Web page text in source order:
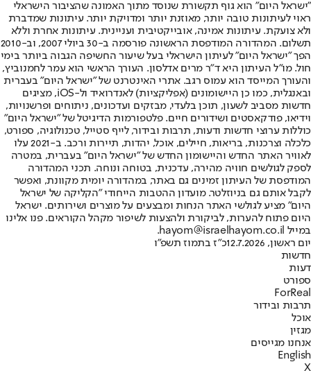
"ישראל היום" הוא גוף תקשורת שנוסד מתוך האמונה שהציבור הישראלי
ראוי לעיתונות טובה יותר, מאוזנת יותר ומדויקת יותר. עיתונות שמדברת
ולא צועקת. עיתונות אמינה, אובייקטיבית ועניינית. עיתונות אחרת וללא
תשלום. המהדורה המודפסת הראשונה פורסמה ב-30 ביולי 2007, וב-2010
הפך "ישראל היום" לעיתון הישראלי בעל שיעור החשיפה הגבוה ביותר בימי
חול. מו"ל העיתון היא ד"ר מרים אדלסון. העורך הראשי הוא עמר לחמנוביץ,
והעורך המייסד הוא עמוס רגב. אתרי האינטרנט של "ישראל היום" בעברית
ובאנגלית, כמו כן היישומונים (אפליקציות) לאנדרואיד ול-iOS, מציגים
חדשות מסביב לשעון, תוכן בלעדי, מבזקים ועדכונים, ניתוחים ופרשנויות,
וידיאו, פודקאסטים ושידורים חיים. פלטפורמות הדיגיטל של "ישראל היום"
כוללות ערוצי חדשות ודעות, תרבות ובידור, לייף סטייל, טכנולוגיה, ספורט,
כלכלה וצרכנות, בריאות, חיילים, אוכל, יהדות, תיירות ורכב. ב-2021 עלו
לאוויר האתר החדש והיישומון החדש של "ישראל היום" בעברית, במטרה
לספק לגולשים חוויה מהירה, עדכנית, בטוחה ונוחה. תכני המהדורה
המודפסת של העיתון זמינים גם באתר, במהדורה יומית מקוונת, ואפשר
לקבל אותם גם בניוזלטר. מועדון ההטבות הייחודי "הקליקה של ישראל
היום" מציע לגולשי האתר הנחות ומבצעים על מוצרים ושירותים. ישראל
היום פתוח להערות, לביקורת ולהצעות לשיפור מקהל הקוראים. פנו אלינו
במייל hayom@israelhayom.co.il.
יום ראשון, 12.7.2026
כ"ז בתמוז תשפ"ו
חדשות
דעות
ספורט
ForReal
תרבות ובידור
אוכל
מגזין
אנחנו מגייסים
English
X